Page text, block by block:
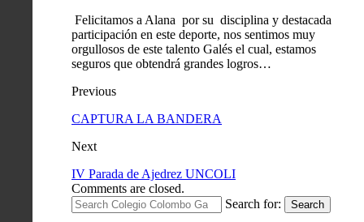
Felicitamos a Alana por su disciplina y destacada
participación en este deporte, nos sentimos muy
orgullosos de este talento Galés el cual, estamos
seguros que obtendrá grandes logros…
Previous
CAPTURA LA BANDERA
Next
IV Parada de Ajedrez UNCOLI
Comments are closed.
Search for:
Search